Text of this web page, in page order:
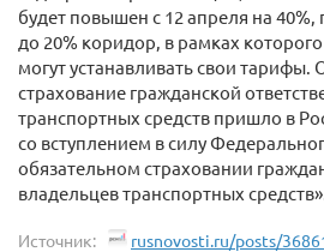
будет повышен с 12 апреля на
до 20% коридор, в рамках
могут устанавливать свои тарифы.
страхование гражданской
транспортных средств пришло в
со вступлением в силу
обязательном страховании
владельцев транспортных
Источник: rusnovosti.ru/posts/